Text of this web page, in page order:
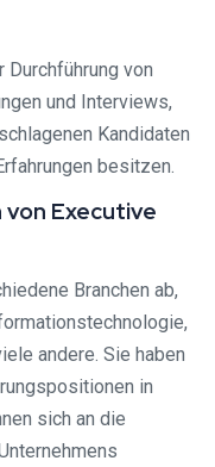
von
und Interviews,
Kandidaten
besitzen.
von Executive
Branchen ab,
andere. Sie haben
in
sich an die